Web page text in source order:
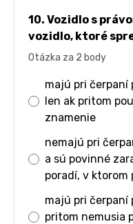
10. Vozidlo s
vozidlo, ktoré
Otázka za 2 body
majú pri čerpaní
len ak pritom
znamenie
nemajú pri
a sú povinné
poradí, v ktorom
majú pri čerpaní
pritom nemusia